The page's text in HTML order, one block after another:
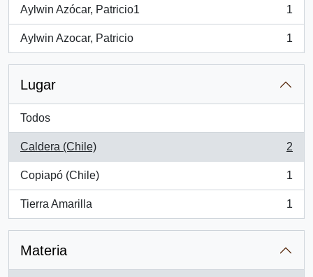
Aylwin Azócar, Patricio1
, 1 resultados
1
Aylwin Azocar, Patricio
, 1 resultados
1
Lugar
Todos
Caldera (Chile)
, 2 resultados
2
Copiapó (Chile)
, 1 resultados
1
Tierra Amarilla
, 1 resultados
1
Materia